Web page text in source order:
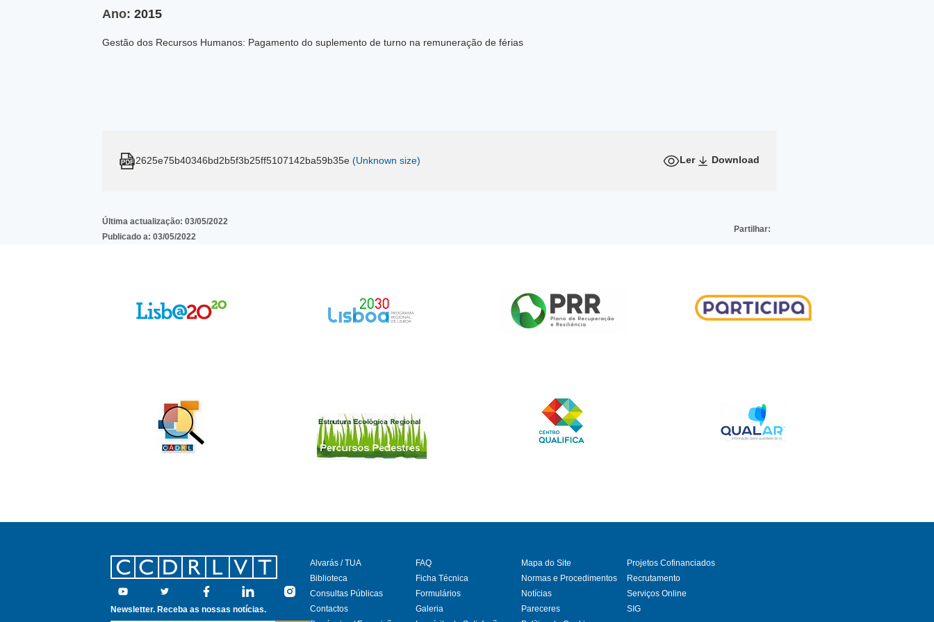
Ano: 2015
Gestão dos Recursos Humanos: Pagamento do suplemento de turno na remuneração de férias
2625e75b40346bd2b5f3b25ff5107142ba59b35e (Unknown size) Ler Download
Última actualização: 03/05/2022
Publicado a: 03/05/2022
Partilhar:
Footer
Youtube Twitter Facebook Linkedin
Instagram
Newsletter. Receba as nossas notícias.
Alvarás / TUA
Biblioteca
Consultas Públicas
Contactos
FAQ
Ficha Técnica
Formulários
Galeria
Mapa do Site
Normas e Procedimentos
Notícias
Pareceres
Projetos Cofinanciados
Recrutamento
Serviços Online
SIG